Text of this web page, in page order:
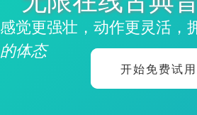
感觉更强壮，动作更灵活，
的体态
开始免费试用